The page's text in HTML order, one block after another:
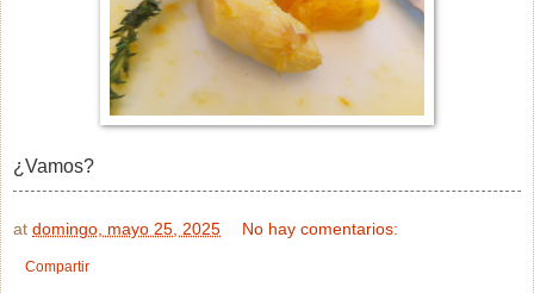
¿Vamos?
at domingo, mayo 25, 2025 No hay comentarios:
Compartir